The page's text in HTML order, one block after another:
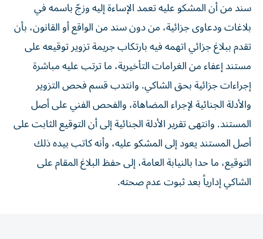
سند من أن المشكو عليه تعمد الإساءة إليه وزجّ باسمه في
بلاغات ودعاوى جزائية، من دون سند من الواقع أو القانون، بأن
تقدم ببلاغ جزائي اتهمه فيه بارتكاب جريمة تزوير توقيعه على
مستند إعفاء من الغرامات التأخيرية، ما ترتب عليه مباشرة
إجراءات جزائية بحق الشاكي. وانتدب قسم فحص التزوير
والأدلة الجنائية لإجراء المضاهاة، والفحص الفني على أصل
المستند. وانتهى تقرير الأدلة الجنائية إلى أن التوقيع الثابت على
أصل المستند يعود إلى المشكو عليه، وأنه كاتب بيده ذلك
التوقيع، ما حدا بالنيابة العامة، إلى حفظ البلاغ المقام على
الشاكي إدارياً بعد ثبوت عدم صحته.